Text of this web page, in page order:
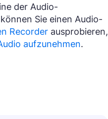
der Audio-
Sie einen Audio-
Recorder ausprobieren,
aufzunehmen.